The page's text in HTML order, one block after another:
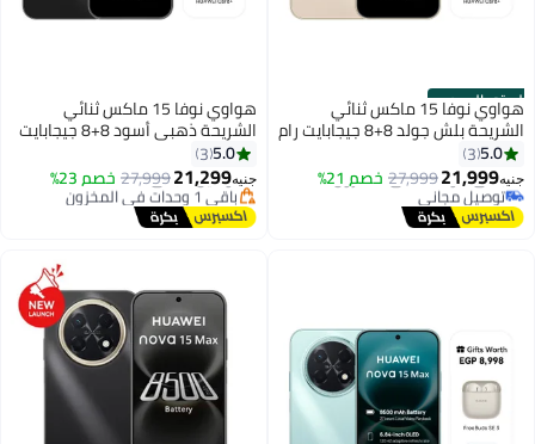
الستور الرسمي هواوي نوفا 15 ماكس ثنائي
الشريحة بلش جولد 8+8 جيجابايت رام
256 جيجابايت مع Free FreeBuds SE
3 بيج و 1 سنة HUAWEI Care - نسخة
الشرق الأوسط
5.0
3
جنيه21,999
27,999خصم 21%
توصيل مجاني
باقي 4 وحدات في المخزون
توصيل مجاني
هواوي نوفا 15 ماكس ثنائي
الشريحة ذهبي أسود 8+8 جيجابايت
رام 256 جيجابايت مع سماعات فري
بودز SE 3 بيج مجانية وضمان هواوي
لمدة سنة - النسخة الشرق أوسطية
5.0
3
جنيه21,299
27,999خصم 23%
أقل سعر في 7 يوم
توصيل مجاني
باقي 1 وحدات في المخزون
أقل سعر في 7 يوم